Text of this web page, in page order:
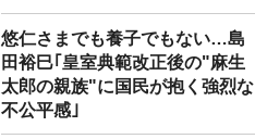
悠仁さまでも養子でもない…島
田裕巳｢皇室典範改正後の"麻生
太郎の親族"に国民が抱く強烈な
不公平感｣